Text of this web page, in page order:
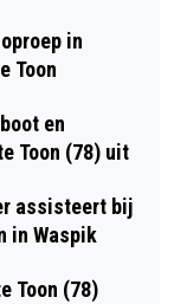
in
Toon
en
Toon (78) uit
assisteert bij
in Waspik
Toon (78)